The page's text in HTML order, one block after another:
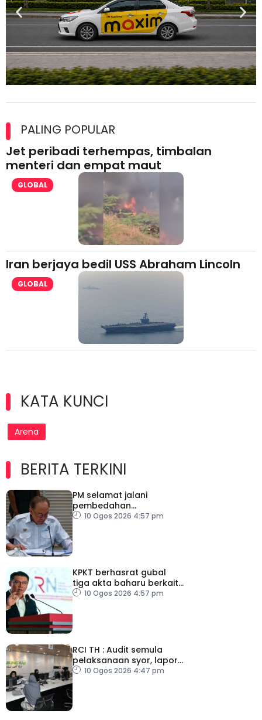
lesen separuh pertama 2026
PALING POPULAR
Jet peribadi terhempas, timbalan
menteri dan empat maut
GLOBAL
Iran berjaya bedil USS Abraham Lincoln
GLOBAL
KATA KUNCI
Arena
BERITA TERKINI
PM selamat jalani
pembedahan
laparoskopi rawat hernia
10 Ogos 2026 4:57 pm
KPKT berhasrat gubal
tiga akta baharu berkait
perumahan
10 Ogos 2026 4:57 pm
RCI TH : Audit semula
pelaksanaan syor, lapor
secara terus
10 Ogos 2026 4:47 pm